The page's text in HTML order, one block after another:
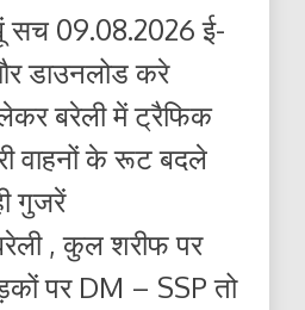
सच 09.08.2026 ई-
डाउनलोड करे
बरेली में ट्रैफिक
वाहनों के रूट बदले
गुजरें
, कुल शरीफ पर
पर DM – SSP तो